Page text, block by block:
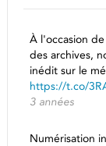
À l'occasion
des archives,
inédit sur le
https://t.co/
3 années
Numérisation